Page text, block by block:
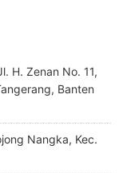
H. Zenan No. 11,
Banten
Nangka, Kec.